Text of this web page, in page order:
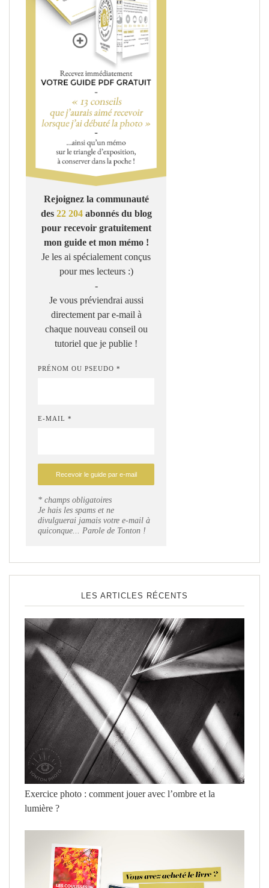
Rejoignez la communauté
des 22 204abonnés du blog
pour recevoir gratuitement
mon guide et mon mémo !
Je les ai spécialement conçus
pour mes lecteurs :)
-
Je vous préviendrai aussi
directement par e-mail à
chaque nouveau conseil ou
tutoriel que je publie !
PRÉNOM OU PSEUDO *
E-MAIL *
* champs obligatoires
Je hais les spams et ne
divulguerai jamais votre e-mail à
quiconque... Parole de Tonton !
LES ARTICLES RÉCENTS
Exercice photo : comment jouer avec l’ombre et la
lumière ?